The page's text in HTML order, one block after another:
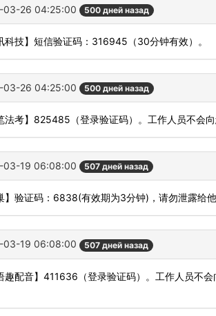
03-26 04:25:00 500 дней назад
科技】短信验证码：316945（30分钟有效）。
03-26 04:25:00 500 дней назад
法考】825485（登录验证码）。工作人员不会
03-19 06:08:00 507 дней назад
】验证码：6838(有效期为3分钟)，请勿泄露给
03-19 06:08:00 507 дней назад
趣配音】411636（登录验证码）。工作人员不